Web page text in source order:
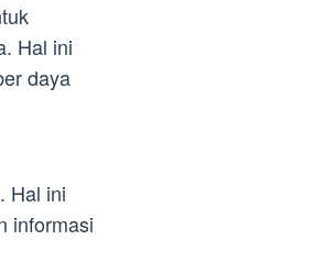
Hal ini
daya
Hal ini
informasi